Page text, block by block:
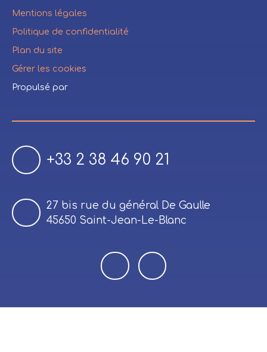
Mentions légales
Politique de confidentialité
Plan du site
Gérer les cookies
Propulsé par
+33 2 38 46 90 21
27 bis rue du général De Gaulle
45650 Saint-Jean-Le-Blanc